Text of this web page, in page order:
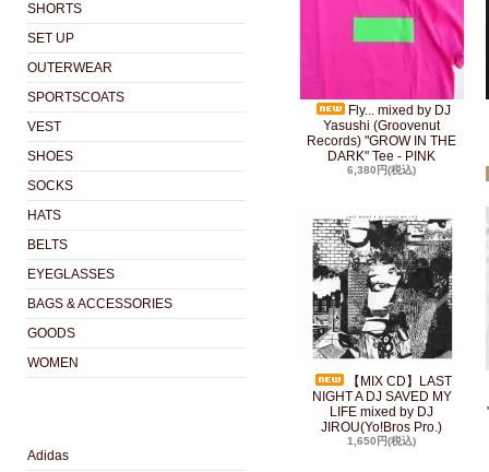
SHORTS
SET UP
OUTERWEAR
SPORTSCOATS
VEST
SHOES
SOCKS
HATS
BELTS
EYEGLASSES
BAGS & ACCESSORIES
GOODS
WOMEN
Adidas
Fly... mixed by DJ
Yasushi (Groovenut
Records) "GROW IN THE
DARK" Tee - PINK
6,380円(税込)
【MIX CD】LAST
NIGHT A DJ SAVED MY
LIFE mixed by DJ
JIROU(Yo!Bros Pro.)
1,650円(税込)